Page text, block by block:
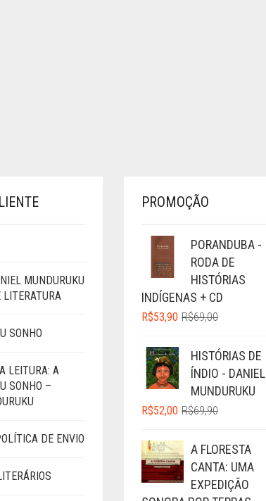
MUNDURUKU
SONHO
LEITURA: A
SONHO –
DE ENVIO
PROMOÇÃO
PORANDUBA -
RODA DE
HISTÓRIAS
INDÍGENAS + CD
R$69,00O
ORIGINAL
ERA:
R$69,00.
R$53,90
O
ATUAL
É:
R$53,90.
HISTÓRIAS DE
ÍNDIO - DANIEL
MUNDURUKU
R$69,90O
ERA:
R$69,90.
R$52,00
O
É:
R$52,00.
A FLORESTA
CANTA: UMA
EXPEDIÇÃO